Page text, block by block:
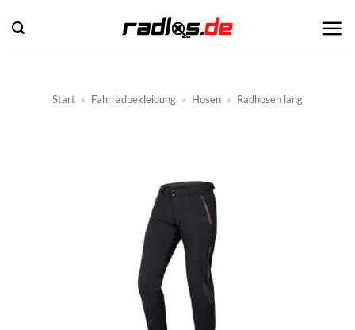
Inhalt
springen
Start » Fahrradbekleidung » Hosen » Radhosen lang